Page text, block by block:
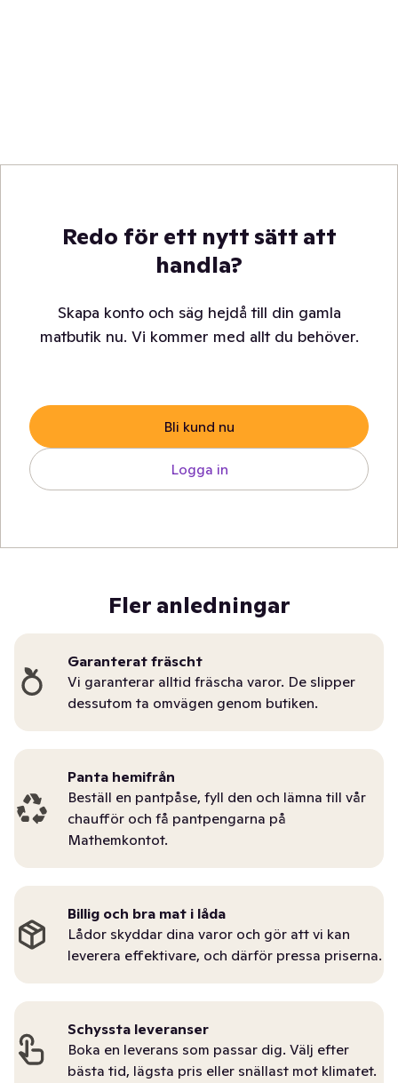
Redo för ett nytt sätt att
handla?
Skapa konto och säg hejdå till din gamla
matbutik nu. Vi kommer med allt du behöver.
Bli kund nu
Logga in
Fler anledningar
Garanterat fräscht
Vi garanterar alltid fräscha varor. De slipper
dessutom ta omvägen genom butiken.
Panta hemifrån
Beställ en pantpåse, fyll den och lämna till vår
chaufför och få pantpengarna på
Mathemkontot.
Billig och bra mat i låda
Lådor skyddar dina varor och gör att vi kan
leverera effektivare, och därför pressa priserna.
Schyssta leveranser
Boka en leverans som passar dig. Välj efter
bästa tid, lägsta pris eller snällast mot klimatet.